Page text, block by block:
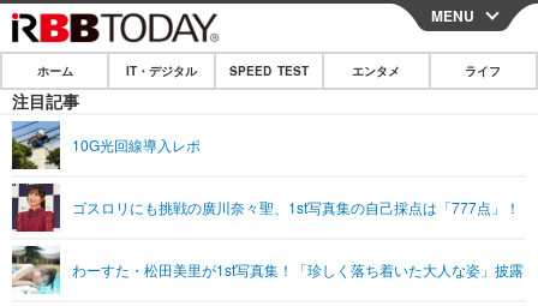
CLOSE
ホーム
IT・デジタル
ショッピング その他
SPEED TEST
エンタメ
エンタメTOP 映画・ドラマ
ライフ
MENU
ホーム IT・デジタル SPEED TEST エンタメ ライフ
注目記事
10G光回線導入レポ
ゴスロリにも挑戦の廣川奈々聖、1st写真集の自己採点は「777点」！
わーすた・松田美里が1st写真集！「珍しく落ち着いた大人な姿」披露